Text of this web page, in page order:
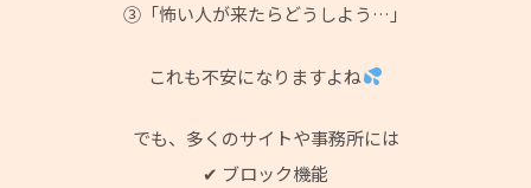
③「怖い人が来たらどうしよう…」
これも不安になりますよね
でも、多くのサイトや事務所には
✔ ブロック機能